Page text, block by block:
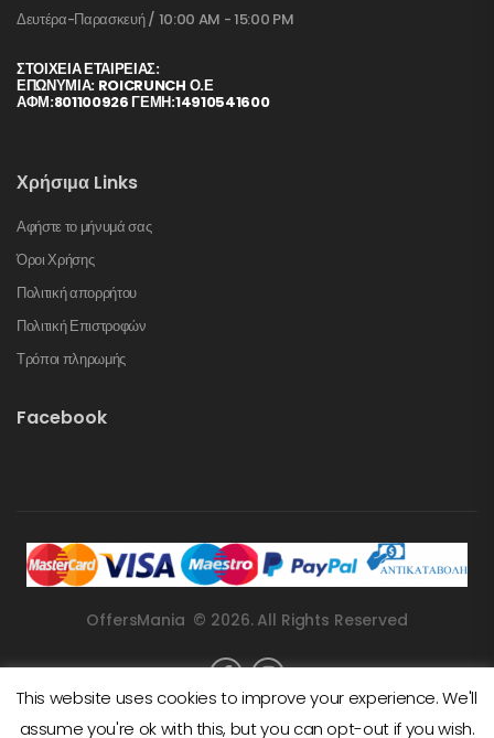
Δευτέρα-Παρασκευή / 10:00 AM - 15:00 PM
ΣΤΟΙΧΕΊΑ ΕΤΑΙΡΕΊΑΣ:
ΕΠΩΝΥΜΙΑ: ROICRUNCH Ο.Ε
ΑΦΜ:801100926 ΓΕΜΗ:14910541600
Χρήσιμα Links
Αφήστε το μήνυμά σας
Όροι Χρήσης
Πολιτική απορρήτου
Πολιτική Επιστροφών
Τρόποι πληρωμής
Facebook
OffersMania © 2026. All Rights Reserved
This website uses cookies to improve your experience. We'll
assume you're ok with this, but you can opt-out if you wish.